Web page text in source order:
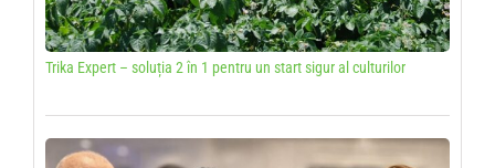
Trika Expert – soluția 2 în 1 pentru un start sigur al culturilor